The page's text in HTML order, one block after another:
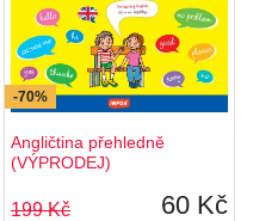
-70%
Angličtina přehledně
(VÝPRODEJ)
199 Kč 60 Kč